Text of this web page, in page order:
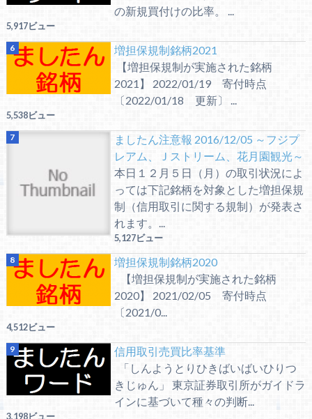
の新規買付けの比率。 ...
5,917ビュー
増担保規制銘柄2021
【増担保規制が実施された銘柄
2021】 2022/01/19 寄付時点
〔2022/01/18 更新〕 ...
5,538ビュー
ましたん注意報 2016/12/05 ～フジプ
レアム、Ｊストリーム、花月園観光～
本日１２月５日（月）の取引状況によ
っては下記銘柄を対象とした増担保規
制（信用取引に関する規制）が発表さ
れます。...
5,127ビュー
増担保規制銘柄2020
【増担保規制が実施された銘柄
2020】 2021/02/05 寄付時点
〔2021/0...
4,512ビュー
信用取引売買比率基準
「しんようとりひきばいばいひりつ
きじゅん」 東京証券取引所がガイドラ
インに基づいて種々の判断...
3,198ビュー